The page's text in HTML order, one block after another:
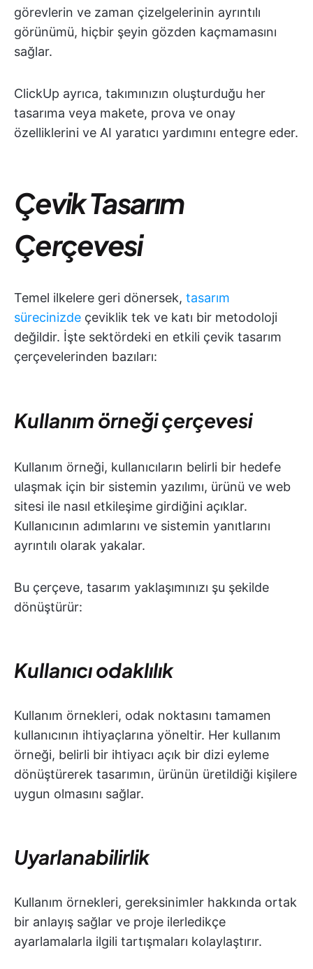
görevlerin ve zaman çizelgelerinin ayrıntılı
görünümü, hiçbir şeyin gözden kaçmamasını
sağlar.
ClickUp ayrıca, takımınızın oluşturduğu her
tasarıma veya makete, prova ve onay
özelliklerini ve AI yaratıcı yardımını entegre eder.
Çevik Tasarım
Çerçevesi
Temel ilkelere geri dönersek, tasarım
sürecinizde çeviklik tek ve katı bir metodoloji
değildir. İşte sektördeki en etkili çevik tasarım
çerçevelerinden bazıları:
Kullanım örneği çerçevesi
Kullanım örneği, kullanıcıların belirli bir hedefe
ulaşmak için bir sistemin yazılımı, ürünü ve web
sitesi ile nasıl etkileşime girdiğini açıklar.
Kullanıcının adımlarını ve sistemin yanıtlarını
ayrıntılı olarak yakalar.
Bu çerçeve, tasarım yaklaşımınızı şu şekilde
dönüştürür:
Kullanıcı odaklılık
Kullanım örnekleri, odak noktasını tamamen
kullanıcının ihtiyaçlarına yöneltir. Her kullanım
örneği, belirli bir ihtiyacı açık bir dizi eyleme
dönüştürerek tasarımın, ürünün üretildiği kişilere
uygun olmasını sağlar.
Uyarlanabilirlik
Kullanım örnekleri, gereksinimler hakkında ortak
bir anlayış sağlar ve proje ilerledikçe
ayarlamalarla ilgili tartışmaları kolaylaştırır.